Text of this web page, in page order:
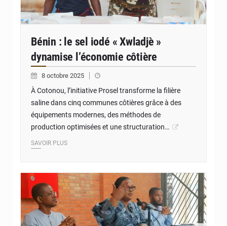
Bénin : le sel iodé « Xwladjè »
dynamise l’économie côtière
8 octobre 2025
À Cotonou, l’initiative Prosel transforme la filière
saline dans cinq communes côtières grâce à des
équipements modernes, des méthodes de
production optimisées et une structuration…
SAVOIR PLUS